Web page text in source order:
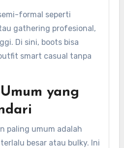
formal seperti
gathering profesional,
Di sini, boots bisa
smart casual tanpa
yang
paling umum adalah
besar atau bulky. Ini